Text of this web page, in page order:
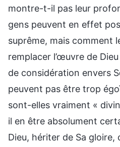
montre-t-il pas leur
gens peuvent en effet
suprême, mais comment
remplacer l’œuvre de
de considération envers
peuvent pas être trop
sont-elles vraiment «
il en être absolument
Dieu, hériter de Sa gloire,